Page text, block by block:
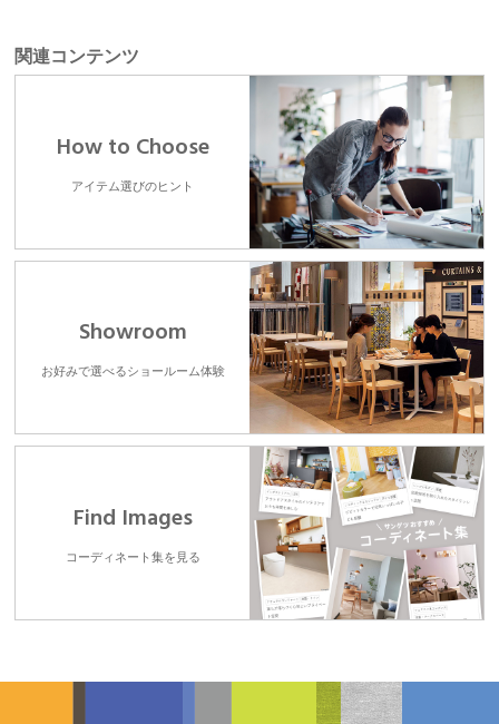
関連コンテンツ
How to Choose
アイテム選びのヒント
Showroom
お好みで選べるショールーム体験
Find Images
コーディネート集を見る